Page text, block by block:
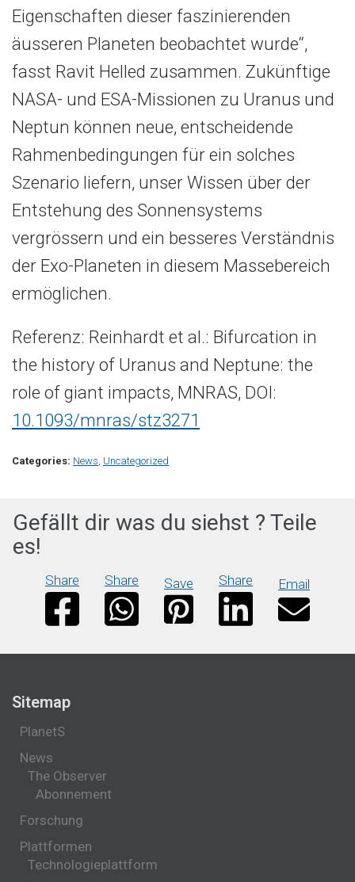
Eigenschaften dieser faszinierenden
äusseren Planeten beobachtet wurde“,
fasst Ravit Helled zusammen. Zukünftige
NASA- und ESA-Missionen zu Uranus und
Neptun können neue, entscheidende
Rahmenbedingungen für ein solches
Szenario liefern, unser Wissen über der
Entstehung des Sonnensystems
vergrössern und ein besseres Verständnis
der Exo-Planeten in diesem Massebereich
ermöglichen.
Referenz: Reinhardt et al.: Bifurcation in
the history of Uranus and Neptune: the
role of giant impacts, MNRAS, DOI:
10.1093/mnras/stz3271
Categories: News, Uncategorized
Gefällt dir was du siehst ? Teile
es!
Share Share Save Share Email
Sitemap
PlanetS
News
The Observer
Abonnement
Forschung
Plattformen
Technologieplattform